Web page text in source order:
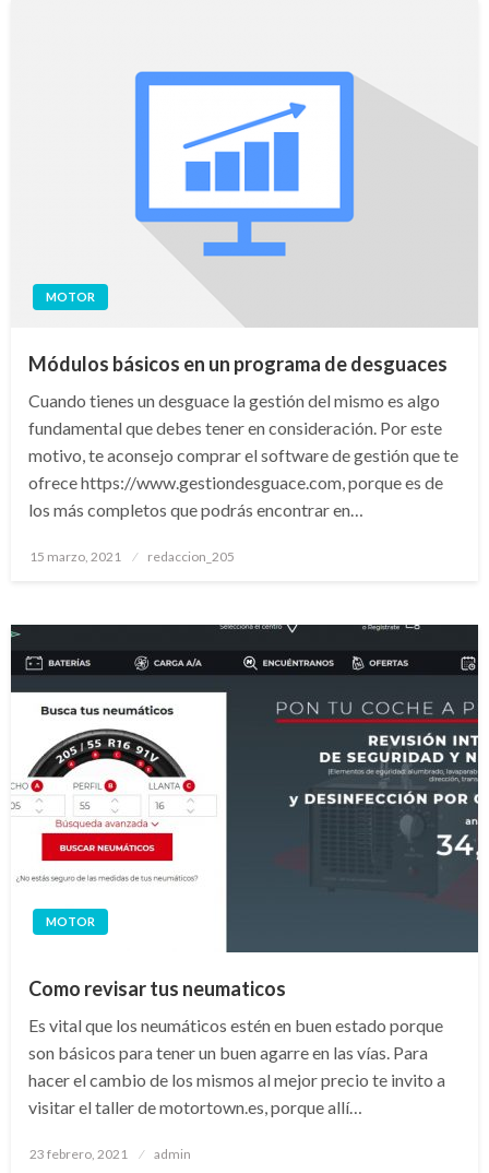
MOTOR
Módulos básicos en un programa de desguaces
Cuando tienes un desguace la gestión del mismo es algo
fundamental que debes tener en consideración. Por este
motivo, te aconsejo comprar el software de gestión que te
ofrece https://www.gestiondesguace.com, porque es de
los más completos que podrás encontrar en…
Publicado
15 marzo, 2021 redaccion_205
MOTOR
Como revisar tus neumaticos
Es vital que los neumáticos estén en buen estado porque
son básicos para tener un buen agarre en las vías. Para
hacer el cambio de los mismos al mejor precio te invito a
visitar el taller de motortown.es, porque allí…
Publicado
23 febrero, 2021 admin